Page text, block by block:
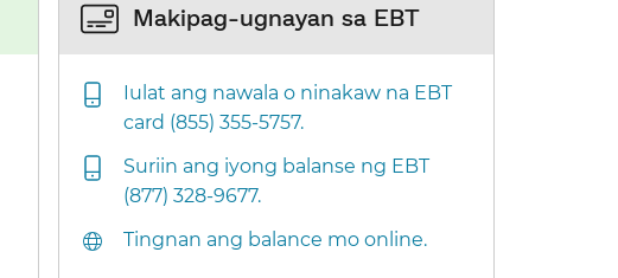
Makipag-ugnayan sa EBT​​
Iulat ang nawala o ninakaw na EBT
card (855) 355-5757.​​
Suriin ang iyong balanse ng EBT
(877) 328-9677.​​
Tingnan ang balance mo online.​​